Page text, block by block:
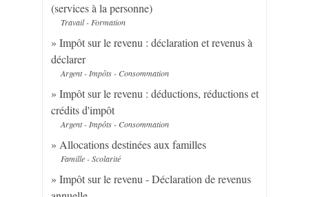
(services à la personne)
Travail - Formation
Impôt sur le revenu : déclaration et revenus à
déclarer
Argent - Impôts - Consommation
Impôt sur le revenu : déductions, réductions et
crédits d'impôt
Argent - Impôts - Consommation
Allocations destinées aux familles
Famille - Scolarité
Impôt sur le revenu - Déclaration de revenus